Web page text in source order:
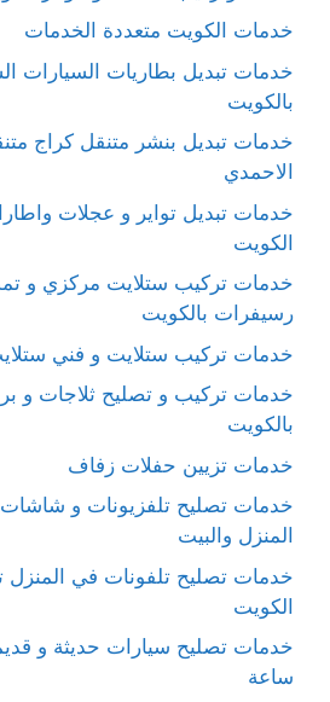
خدمات الكويت متعددة الخدمات
خدمات تبديل بطاريات السيارات
بالكويت
خدمات تبديل بنشر متنقل كراج
الاحمدي
خدمات تبديل تواير و عجلات
الكويت
خدمات تركيب ستلايت مركزي و
رسيفرات بالكويت
خدمات تركيب ستلايت و فني
خدمات تركيب و تصليح ثلاجات و
بالكويت
خدمات تزيين حفلات زفاف
خدمات تصليح تلفزيونات و
المنزل والبيت
خدمات تصليح تلفونات في المنزل
الكويت
ساعة